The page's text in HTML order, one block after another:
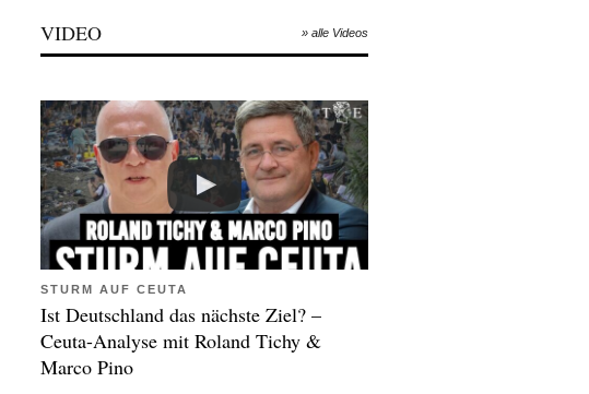
VIDEO » alle Videos
STURM AUF CEUTA
Ist Deutschland das nächste Ziel? –
Ceuta-Analyse mit Roland Tichy &
Marco Pino